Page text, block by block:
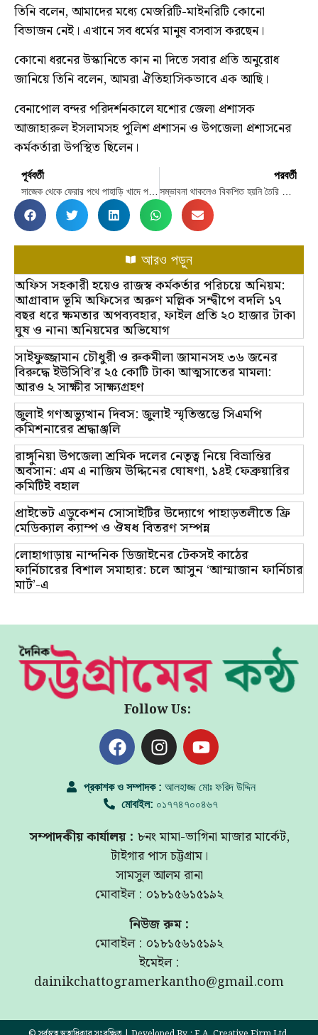
তিনি বলেন, আমাদের মধ্যে মেজরিটি-মাইনরিটি কোনো
বিভাজন নেই। এখানে সব ধর্মের মানুষ বসবাস করছেন।
কোনো ধরনের উস্কানিতে কান না দিতে সবার প্রতি অনুরোধ
জানিয়ে তিনি বলেন, আমরা ঐতিহাসিকভাবে এক আছি।
বেনাপোল বন্দর পরিদর্শনকালে যশোর জেলা প্রশাসক
আজাহারুল ইসলামসহ পুলিশ প্রশাসন ও উপজেলা প্রশাসনের
কর্মকর্তারা উপস্থিত ছিলেন।
পূর্ববর্তী পরবর্তী
আরও পড়ুন
অফিস সহকারী হয়েও রাজস্ব কর্মকর্তার পরিচয়ে অনিয়ম:
আগ্রাবাদ ভূমি অফিসের অরুণ মল্লিক সন্দ্বীপে বদলি ১৭
বছর ধরে ক্ষমতার অপব্যবহার, ফাইল প্রতি ২০ হাজার টাকা
ঘুষ ও নানা অনিয়মের অভিযোগ
সাইফুজ্জামান চৌধুরী ও রুকমীলা জামানসহ ৩৬ জনের
বিরুদ্ধে ইউসিবি’র ২৫ কোটি টাকা আত্মসাতের মামলা:
আরও ২ সাক্ষীর সাক্ষ্যগ্রহণ
জুলাই গণঅভ্যুত্থান দিবস: জুলাই স্মৃতিস্তম্ভে সিএমপি
কমিশনারের শ্রদ্ধাঞ্জলি
রাঙ্গুনিয়া উপজেলা শ্রমিক দলের নেতৃত্ব নিয়ে বিভ্রান্তির
অবসান: এম এ নাজিম উদ্দিনের ঘোষণা, ১৪ই ফেব্রুয়ারির
কমিটিই বহাল
প্রাইভেট এডুকেশন সোসাইটির উদ্যোগে পাহাড়তলীতে ফ্রি
মেডিক্যাল ক্যাম্প ও ঔষধ বিতরণ সম্পন্ন
লোহাগাড়ায় নান্দনিক ডিজাইনের টেকসই কাঠের
ফার্নিচারের বিশাল সমাহার: চলে আসুন ‘আম্মাজান ফার্নিচার
মার্ট’-এ
Follow Us:
প্রকাশক ও সম্পাদক : আলহাজ্জ মোঃ ফরিদ উদ্দিন
মোবাইল: ০১৭৭৪৭০০৪৬৭
সম্পাদকীয় কার্যালয় : ৮নং মামা-ভাগিনা মাজার মার্কেট,
টাইগার পাস চট্টগ্রাম।
সামসুল আলম রানা
মোবাইল : ০১৮১৫৬১৫১৯২
নিউজ রুম :
মোবাইল : ০১৮১৫৬১৫১৯২
ইমেইল :
dainikchattogramerkantho@gmail.com